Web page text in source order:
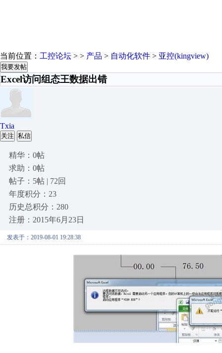
当前位置： 工控论坛 > > 产品 > 自动化软件 > 亚控(kingview)
我要发帖
Excel访问组态王数据出错
Txia
关注 私信
精华：0帖
求助：0帖
帖子：5帖 | 72回
年度积分：23
历史总积分：280
注册：2015年6月23日
发表于：2019-08-01 19:28:38